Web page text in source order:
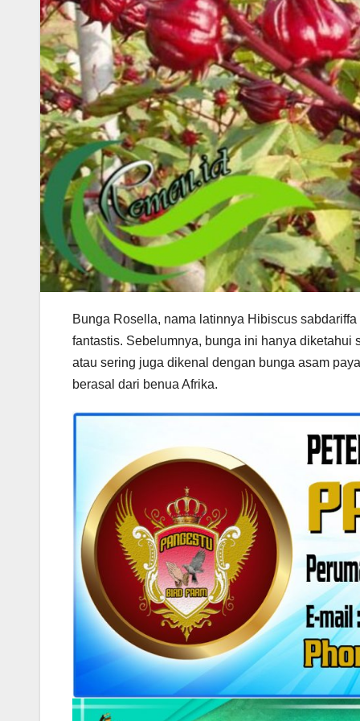
Bunga Rosella, nama latinnya Hibiscus
fantastis. Sebelumnya, bunga ini hanya
atau sering juga dikenal dengan bunga asam
berasal dari benua Afrika.